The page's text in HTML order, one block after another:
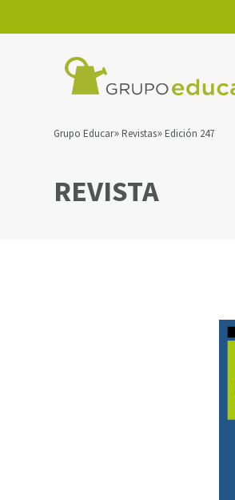
Grupo Educar Revistas Edición 247
REVISTA